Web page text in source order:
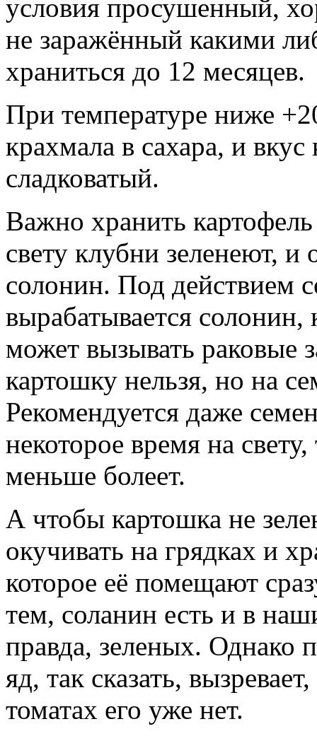
условия просушенный,
не заражённый какими
храниться до 12 месяцев.
При температуре ниже
крахмала в сахара, и вкус
сладковатый.
Важно хранить
свету клубни зеленеют, и
солонин. Под действием
вырабатывается
может вызывать раковые
картошку нельзя, но на
Рекомендуется даже
некоторое время на
меньше болеет.
А чтобы картошка не
окучивать на грядках и
которое её помещают
тем, соланин есть и в
правда, зеленых. Однако
яд, так сказать,
томатах его уже нет.